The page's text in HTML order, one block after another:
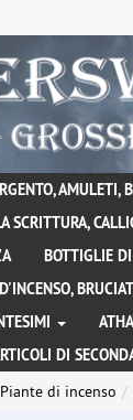
AMULETI,
SCRITTURA,
BOTTIGLIE
DI
Piante di incenso